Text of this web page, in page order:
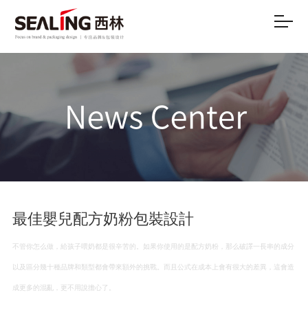
最佳嬰兒配方奶粉包裝設計
不管你怎么做，給孩子喂奶都是很辛苦的。如果你使用的是配方奶粉，那么破譯一長串的成分
以及區分幾十種品牌和類型都會帶來額外的挑戰。而且公式在成本上會有很大的差異，這會造
成更多的混亂，更不用說擔心了。